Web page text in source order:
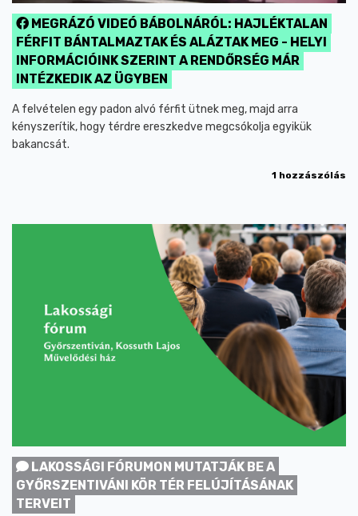
MEGRÁZÓ VIDEÓ BÁBOLNÁRÓL: HAJLÉKTALAN
FÉRFIT BÁNTALMAZTAK ÉS ALÁZTAK MEG - HELYI
INFORMÁCIÓINK SZERINT A RENDŐRSÉG MÁR
INTÉZKEDIK AZ ÜGYBEN
A felvételen egy padon alvó férfit ütnek meg, majd arra
kényszerítik, hogy térdre ereszkedve megcsókolja egyikük
bakancsát.
1 hozzászólás
LAKOSSÁGI FÓRUMON MUTATJÁK BE A
GYŐRSZENTIVÁNI KÖR TÉR FELÚJÍTÁSÁNAK
TERVEIT